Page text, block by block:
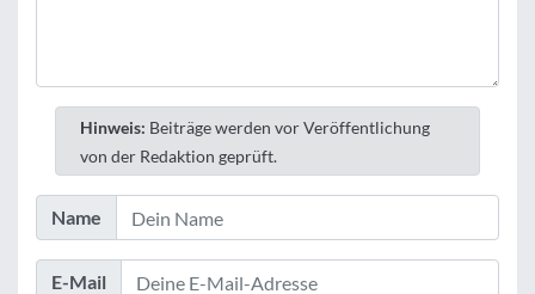
Hinweis: Beiträge werden vor Veröffentlichung
von der Redaktion geprüft.
Name
E-Mail